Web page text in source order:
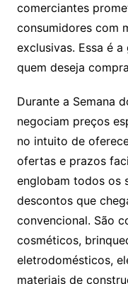
comerciantes
consumidores com
exclusivas. Essa é
quem deseja
Durante a Semana
negociam preços
no intuito de
ofertas e prazos
englobam todos os
descontos que
convencional. São
cosméticos,
eletrodomésticos,
materiais de